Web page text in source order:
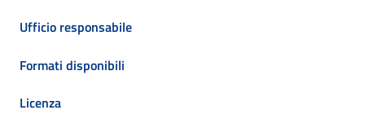
Ufficio responsabile
Formati disponibili
Licenza